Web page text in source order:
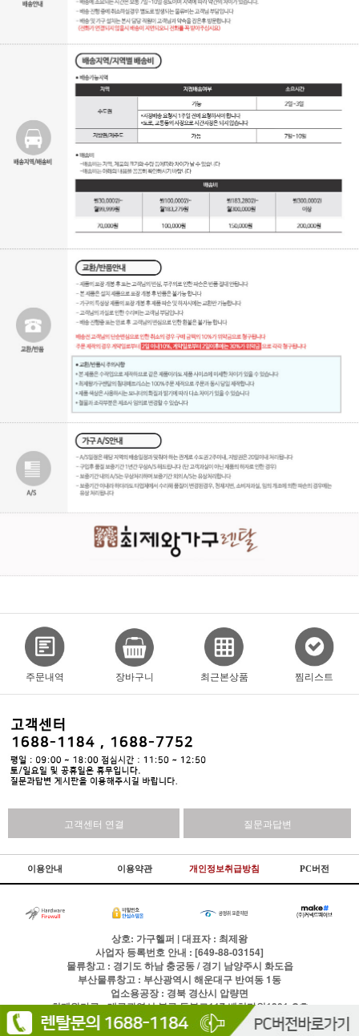
주문내역 장바구니 최근본상품 찜리스트
고객센터 연결 질문과답변
이용안내 이용약관 개인정보취급방침 PC버전
상호: 가구헬퍼 | 대표자 : 최제왕
사업자 등록번호 안내 : [649-88-03154]
물류창고 : 경기도 하남 충궁동 / 경기 남양주시 화도읍
부산물류창고 : 부산광역시 해운대구 반여동 1동
업소용공장 : 경북 경산시 압량면
최제왕가구 : 대구광역시 북구 동북로117 벤처타워1301-C호
상표등록 : 제2010-0020284호